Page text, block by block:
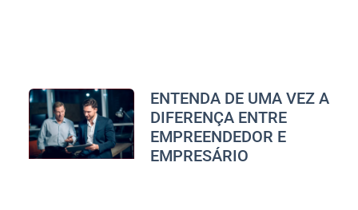
ENTENDA DE UMA VEZ A
DIFERENÇA ENTRE
EMPREENDEDOR E
EMPRESÁRIO